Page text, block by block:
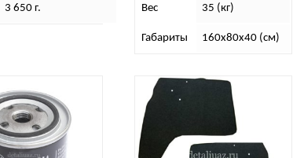
3 650 г. Вес 35 (кг)
Габариты 160х80х40 (см)